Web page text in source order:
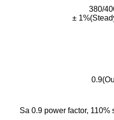
380/
±
Sa 0.9 power factor,